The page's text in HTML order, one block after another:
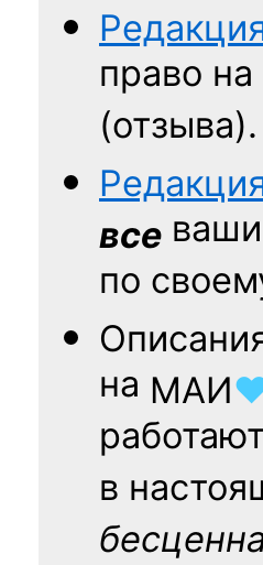
право
(отзыва).
все
по
на МАИ
в